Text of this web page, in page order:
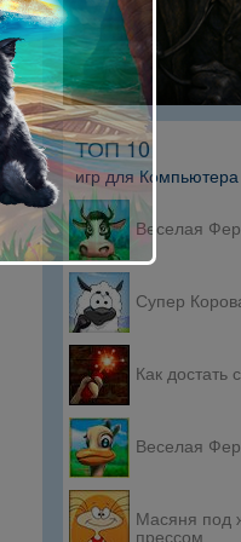
ТОП 10
игр для Компьютера
Веселая
Супер
Как достать
Веселая
Масяня под
прессом